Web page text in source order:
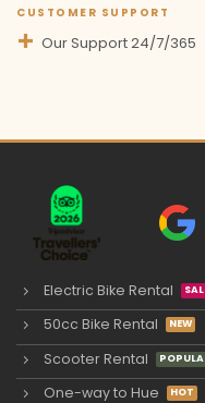
CUSTOMER SUPPORT
Our Support 24/7/365
Electric Bike Rental
50cc Bike Rental
Scooter Rental
One-way to Hue